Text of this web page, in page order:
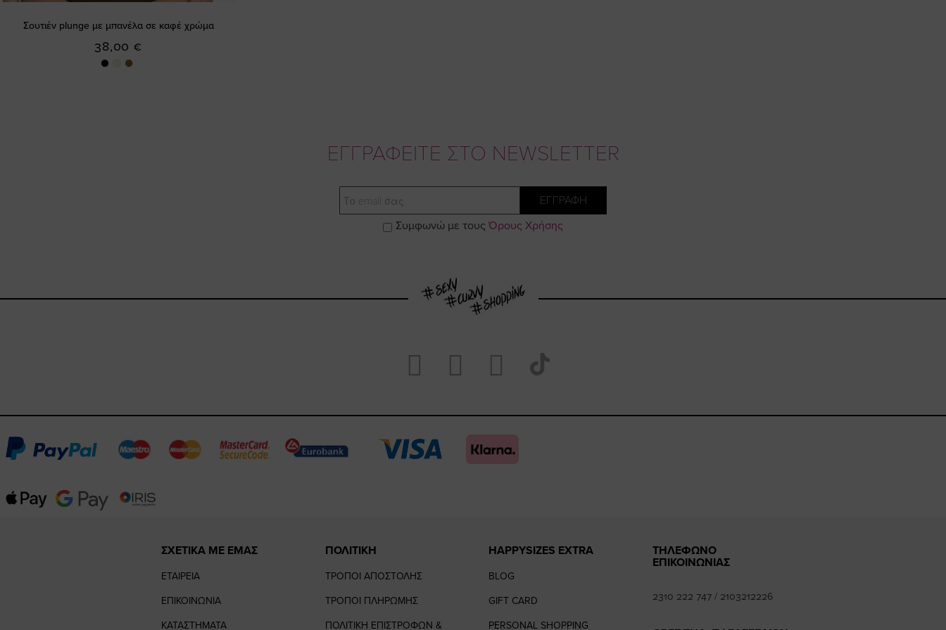
Σουτιέν plunge με μπανέλα σε καφέ χρώμα
38,00 €
ΕΓΓΡΑΦΕΙΤΕ ΣΤΟ NEWSLETTER
Email
ΕΓΓΡΑΦΗ
Συμφωνώ με τους Όρους Χρήσης
Visit
https://www.facebook.com/happysizes/
page
Visit
https://www.instagram.com/
page
Visit
https://www.youtube.com/user/
feature=mhee
our
ΣΧΕΤΙΚΑ ΜΕ ΕΜΑΣ
ΕΤΑΙΡΕΙΑ
ΕΠΙΚΟΙΝΩΝΙΑ
ΚΑΤΑΣΤΗΜΑΤΑ
ΠΟΛΙΤΙΚΗ
ΤΡΟΠΟΙ ΑΠΟΣΤΟΛΗΣ
ΤΡΟΠΟΙ ΠΛΗΡΩΜΗΣ
ΠΟΛΙΤΙΚΗ ΕΠΙΣΤΡΟΦΩΝ &
HAPPYSIZES EXTRA
BLOG
GIFT CARD
PERSONAL SHOPPING
ΤΗΛΕΦΩΝΟ
ΕΠΙΚΟΙΝΩΝΙΑΣ
2310 222 747 / 2103212226